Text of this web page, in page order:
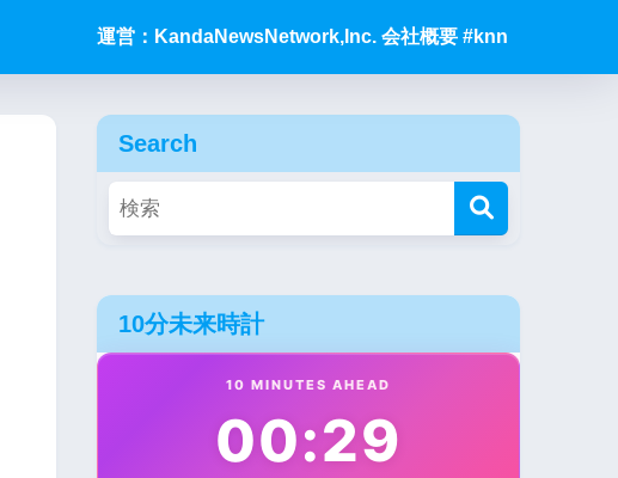
運営：KandaNewsNetwork,Inc. 会社概要 #knn
Search
10分未来時計
10 MINUTES AHEAD
00:29